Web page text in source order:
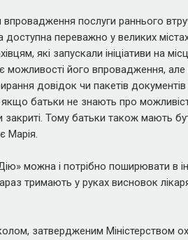
послуги раннього
переважно у великих
які запускали ініціативи на
його впровадження, але
довідок чи пакетів
батьки не знають про
Тому батьки також мають
Марія.
можна і потрібно поширювати в
тримають у руках висновок
затвердженим Міністерством